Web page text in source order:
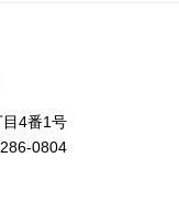
4番1号
0804